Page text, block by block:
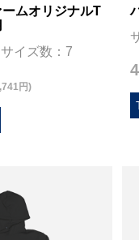
ムオリジナルT
イズ数：7
円)